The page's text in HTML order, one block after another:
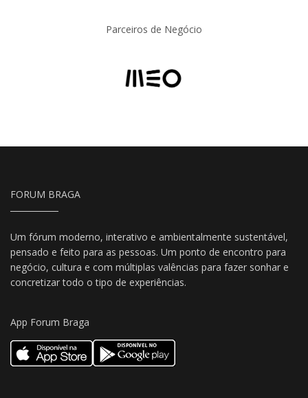
Parceiros de Negócio
FORUM BRAGA
Um fórum moderno, interativo e ambientalmente sustentável,
pensado e feito para as pessoas. Um ponto de encontro para
negócio, cultura e com múltiplas valências para fazer sonhar e
concretizar todo o tipo de experiências.
App Forum Braga